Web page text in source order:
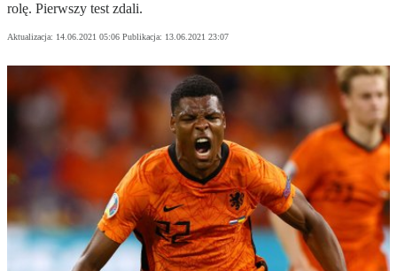
rolę. Pierwszy test zdali.
Aktualizacja: 14.06.2021 05:06 Publikacja: 13.06.2021 23:07